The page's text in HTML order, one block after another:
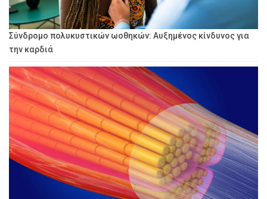
Σύνδρομο πολυκυστικών ωοθηκών: Αυξημένος κίνδυνος για
την καρδιά